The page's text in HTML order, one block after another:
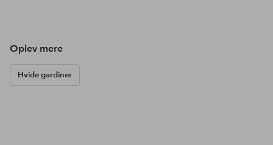
Oplev mere
Hvide gardiner